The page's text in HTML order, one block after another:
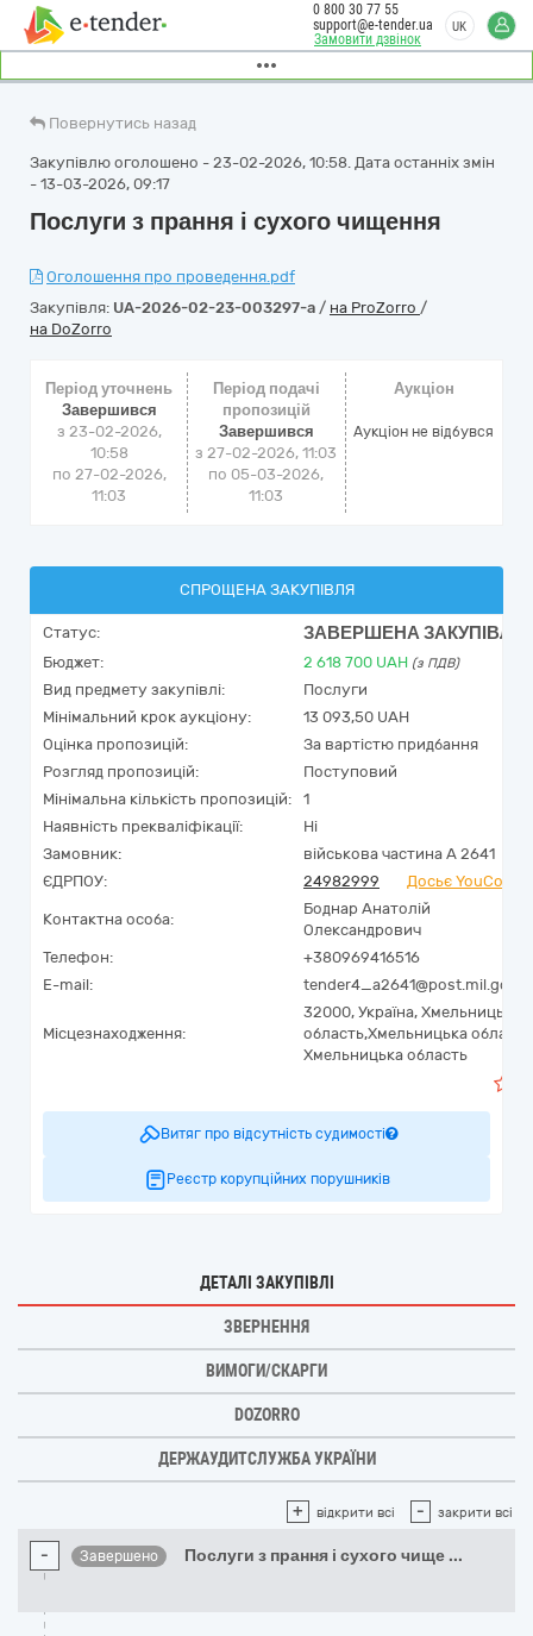
Замовити дзвінок
0 800 30 77 55
support@e-tender.ua
UK
Повернутись назад
Закупівлю оголошено - 23-02-2026, 10:58. Дата останніх змін
- 13-03-2026, 09:17
Послуги з прання і сухого чищення
Оголошення про проведення.pdf
Закупівля: UA-2026-02-23-003297-a / на ProZorro /
на DoZorro
Період уточнень
Завершився
з 23-02-2026,
10:58
по 27-02-2026,
11:03
Період подачі
пропозицій
Завершився
з 27-02-2026, 11:03
по 05-03-2026,
11:03
Аукціон
Аукціон не відбувся
СПРОЩЕНА ЗАКУПІВЛЯ
Статус: ЗАВЕРШЕНА ЗАКУПІВЛЯ
Бюджет: 2 618 700 UAH (з ПДВ)
Вид предмету закупівлі:
Послуги
Мінімальний крок аукціону:
13 093,50 UAH
Оцінка пропозицій:
За вартістю придбання
Розгляд пропозицій:
Поступовий
Мінімальна кількість пропозицій:
1
Наявність прекваліфікації:
Ні
Замовник:
військова частина А 2641
ЄДРПОУ:
24982999 Досьє
Контактна особа:
Боднар Анатолій
Олександрович
Телефон:
+380969416516
E-mail:
Місцезнаходження:
32000, Україна, Хмельницька
область,Хмельницька
Хмельницька область
Витяг про відсутність судимості
Реєстр корупційних порушників
ДЕТАЛІ ЗАКУПІВЛІ
ЗВЕРНЕННЯ
ВИМОГИ/СКАРГИ
DOZORRO
ДЕРЖАУДИТСЛУЖБА УКРАЇНИ
+ відкрити всі - закрити всі
- Завершено Послуги з прання і сухого чище ...